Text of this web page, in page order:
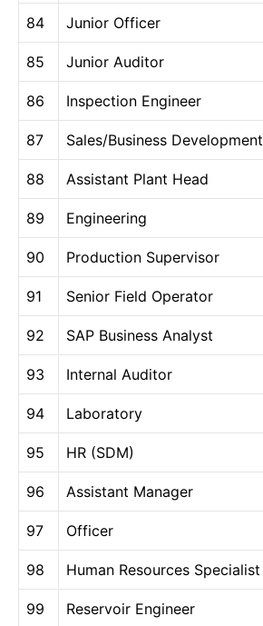
84 Junior Officer
85 Junior Auditor
86 Inspection Engineer
87 Sales/Business Development
88 Assistant Plant Head
89 Engineering
90 Production Supervisor
91 Senior Field Operator
92 SAP Business Analyst
93 Internal Auditor
94 Laboratory
95 HR (SDM)
96 Assistant Manager
97 Officer
98 Human Resources Specialist
99 Reservoir Engineer